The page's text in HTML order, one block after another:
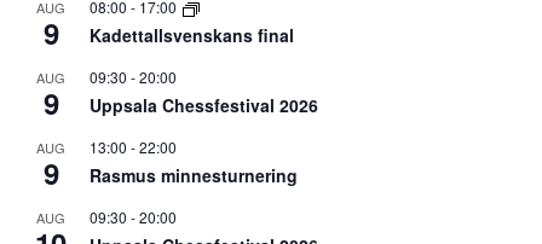
AUG
9
08:00 - 17:00
Kadettallsvenskans final
AUG
9
09:30 -20:00
Uppsala Chessfestival 2026
AUG
9
13:00 -22:00
Rasmus minnesturnering
AUG 09:30 -20:00